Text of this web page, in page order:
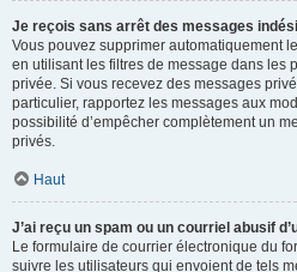
Je reçois sans arrêt des messages
Vous pouvez supprimer automatiquement
en utilisant les filtres de message dans les
privée. Si vous recevez des messages
particulier, rapportez les messages aux
possibilité d’empêcher complètement un
privés.
Haut
J’ai reçu un spam ou un courriel abusif
Le formulaire de courrier électronique du
suivre les utilisateurs qui envoient de tels